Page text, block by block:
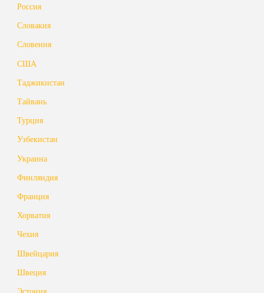
Россия
Словакия
Словения
США
Таджикистан
Тайвань
Турция
Узбекистан
Украина
Финляндия
Франция
Хорватия
Чехия
Швейцария
Швеция